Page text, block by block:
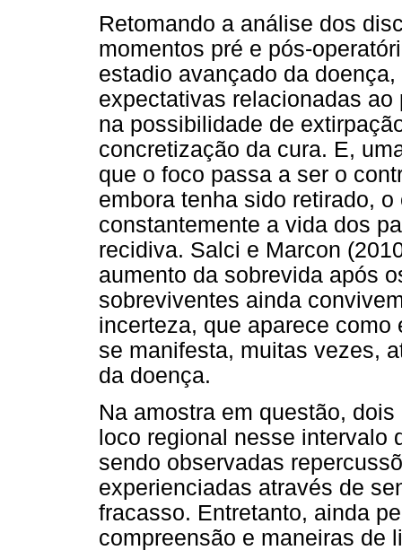
Retomando a análise dos
momentos pré e pós-
estadio avançado da
expectativas relacionadas
na possibilidade de
concretização da cura. E,
que o foco passa a ser o
embora tenha sido retirado,
constantemente a vida dos
recidiva. Salci e Marcon
aumento da sobrevida após
sobreviventes ainda
incerteza, que aparece
se manifesta, muitas vezes,
da doença.
Na amostra em questão,
loco regional nesse intervalo
sendo observadas
experienciadas através de
fracasso. Entretanto, ainda
compreensão e maneiras de